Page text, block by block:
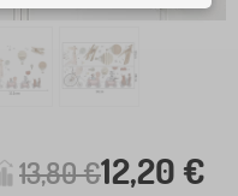
13,80 €12,20 €